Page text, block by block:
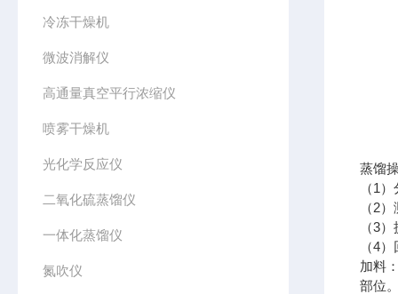
冷冻干燥机
微波消解仪
高通量真空平行浓缩仪
喷雾干燥机
光化学反应仪
二氧化硫蒸馏仪
一体化蒸馏仪
氮吹仪
蒸馏
（1
（2
（3
（4
加料
部位